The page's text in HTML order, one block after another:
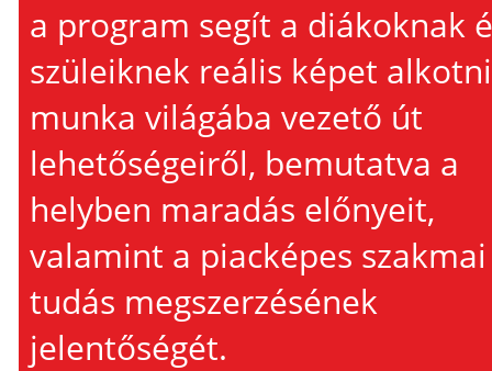
a program segít a diákoknak
szüleiknek reális képet
munka világába vezető út
lehetőségeiről, bemutatva a
helyben maradás előnyeit,
valamint a piacképes szakmai
tudás megszerzésének
jelentőségét.